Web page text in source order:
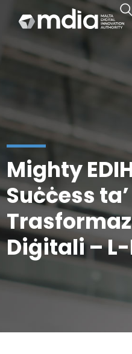
Mighty
Suċċess ta’
Diġitali –